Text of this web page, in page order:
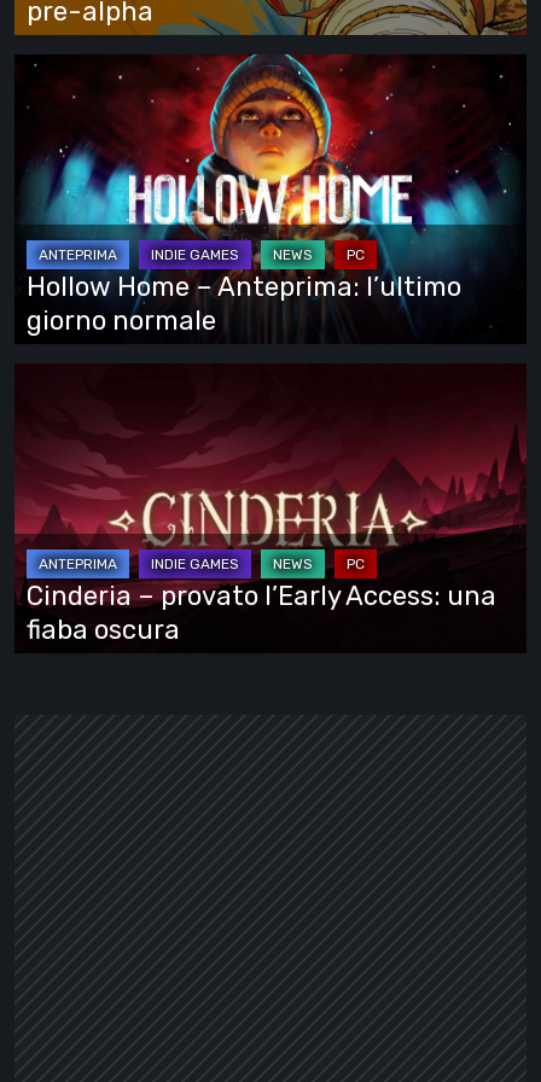
alpha
pre-alpha
Hollow
Home
Anteprima:
l’ultimo
giorno
normale
Hollow Home – Anteprima: l’ultimo
giorno normale
provato
l’Early
Access:
una
fiaba
oscura
Cinderia – provato l’Early Access: una
fiaba oscura